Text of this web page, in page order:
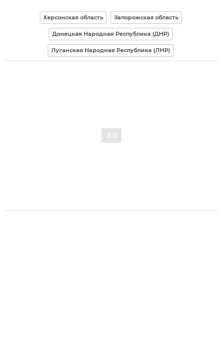
Херсонская область Запорожская область
Донецкая Народная Республика (ДНР)
Луганская Народная Республика (ЛНР)